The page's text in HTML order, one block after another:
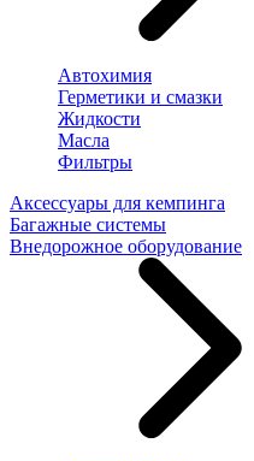
Автохимия
Герметики и смазки
Жидкости
Масла
Фильтры
Аксессуары для кемпинга
Багажные системы
Внедорожное оборудование